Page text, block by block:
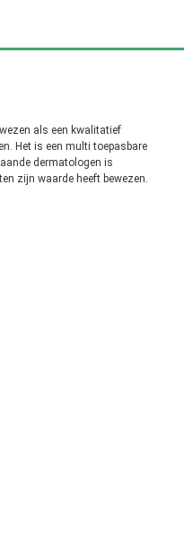
als een kwalitatief
Het is een multi toepasbare
dermatologen is
zijn waarde heeft bewezen.